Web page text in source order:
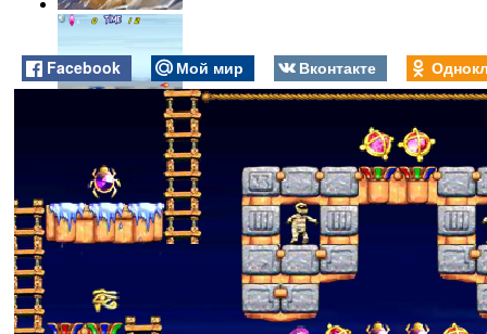
Facebook Мой мир Вконтакте